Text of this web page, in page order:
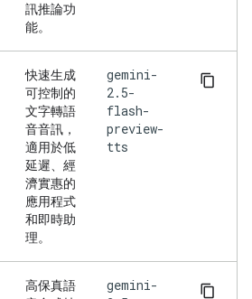
訊推論功
能。
快速生成
可控制的
文字轉語
音音訊，
適用於低
延遲、經
濟實惠的
應用程式
和即時助
理。
gemini-
2.5-
flash-
preview-
tts
高保真語
gemini-